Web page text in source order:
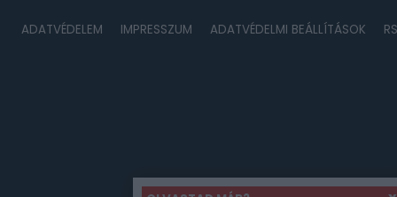
ADATVÉDELEM IMPRESSZUM ADATVÉDELMI BEÁLLÍTÁSOK